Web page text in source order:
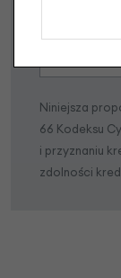
Niniejsza
66 Kodeksu
i przyznaniu
zdolności